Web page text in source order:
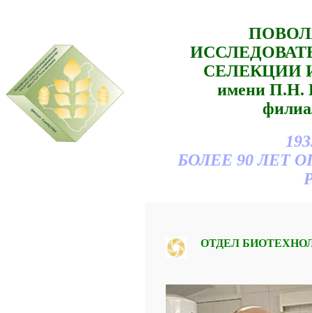
СЕЛЕКЦИИ
имени
БОЛЕЕ 90 ЛЕТ
ОТДЕЛ